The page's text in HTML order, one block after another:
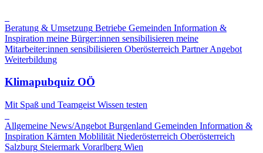
Beratung & Umsetzung Betriebe Gemeinden Information &
Inspiration meine Bürger:innen sensibilisieren meine
Mitarbeiter:innen sensibilisieren Oberösterreich Partner Angebot
Weiterbildung
Klimapubquiz OÖ
Mit Spaß und Teamgeist Wissen testen
Allgemeine News/Angebot Burgenland Gemeinden Information &
Inspiration Kärnten Moblilität Niederösterreich Oberösterreich
Salzburg Steiermark Vorarlberg Wien